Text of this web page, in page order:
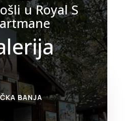
u Royal S
BANJA